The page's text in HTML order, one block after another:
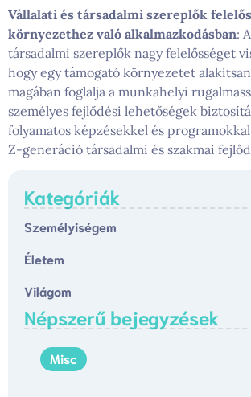
Vállalati és társadalmi szereplők
környezethez való alkalmazkodásban:
társadalmi szereplők nagy felelősséget
hogy egy támogató környezetet
magában foglalja a munkahelyi
személyes fejlődési lehetőségek
folyamatos képzésekkel és
Z-generáció társadalmi és szakmai
Kategóriák
Személyiségem
Életem
Világom
Népszerű bejegyzések
Misc